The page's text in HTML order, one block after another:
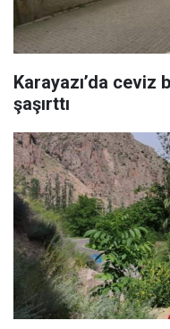
Karayazı’da ceviz
şaşırttı